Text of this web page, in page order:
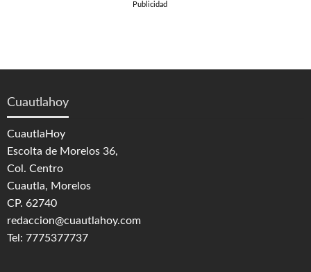
Publicidad
Cuautlahoy
CuautlaHoy
Escolta de Morelos 36,
Col. Centro
Cuautla, Morelos
CP. 62740
redaccion@cuautlahoy.com
Tel: 7775377737